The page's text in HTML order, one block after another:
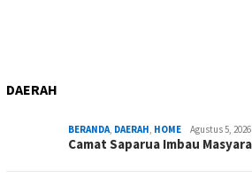
DAERAH
BERANDA, DAERAH, HOME Agustus 5, 2026
Camat Saparua Imbau